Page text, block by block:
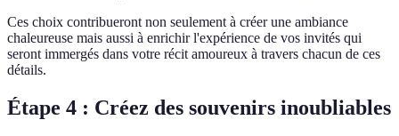
Ces choix contribueront non seulement à créer une ambiance
chaleureuse mais aussi à enrichir l'expérience de vos invités qui
seront immergés dans votre récit amoureux à travers chacun de ces
détails.
Étape 4 : Créez des souvenirs inoubliables